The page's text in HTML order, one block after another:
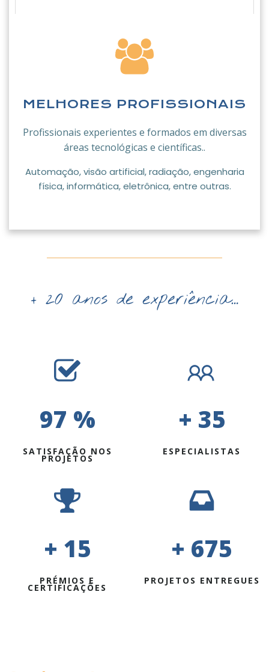
MELHORES PROFISSIONAIS
Profissionais experientes e formados em diversas
áreas tecnológicas e científicas..
Automação, visão artificial, radiação, engenharia
física, informática, eletrônica, entre outras.
+ 20 anos de experiência…
97 %
SATISFAÇÃO NOS
PROJETOS
+ 35
ESPECIALISTAS
+ 15
PRÉMIOS E
CERTIFICAÇÕES
+ 675
PROJETOS ENTREGUES